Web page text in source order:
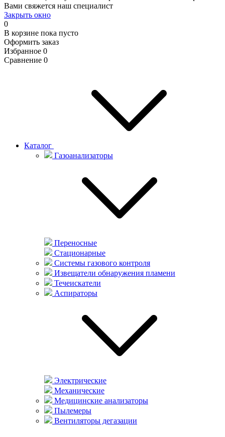
Вами свяжется наш специалист
Закрыть окно
0
В корзине пока пусто
Оформить заказ
Избранное 0
Сравнение 0
Каталог
Газоанализаторы
Переносные
Стационарные
Системы газового контроля
Извещатели обнаружения пламени
Течеискатели
Аспираторы
Электрические
Механические
Медицинские анализаторы
Пылемеры
Вентиляторы дегазации